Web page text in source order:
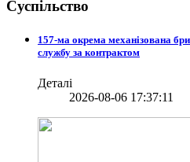
Суспільство
157-ма окрема механізована
службу за контрактом
Деталі
2026-08-06 17:37:11